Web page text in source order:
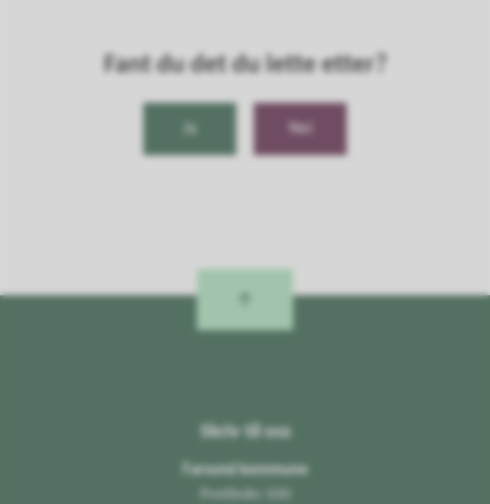
Fant du det du lette etter?
Nei
Skriv til oss
Farsund kommune